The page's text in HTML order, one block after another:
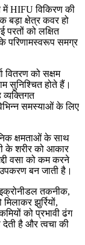
HIFU विकिरण की
बड़ा क्षेत्र कवर हो
को लक्षित
परिणामस्वरूप समग्र
वितरण को सक्षम
सुनिश्चित होते हैं।
समस्याओं के लिए
क्षमताओं के साथ
के शरीर को आकार
वसा को कम करने
बन जाती है।
तकनीक,
झुर्रियों,
को प्रभावी ढंग
है और त्वचा की